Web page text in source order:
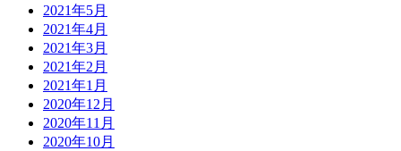
2021年5月
2021年4月
2021年3月
2021年2月
2021年1月
2020年12月
2020年11月
2020年10月